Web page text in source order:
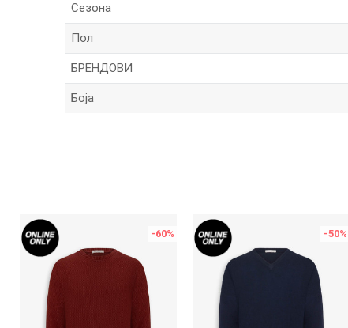
Сезона
Пол
БРЕНДОВИ
Боја
-60% -50%